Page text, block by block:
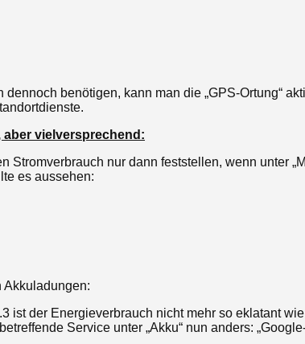
dennoch benötigen, kann man die „GPS-Ortung“
aber vielversprechend:
Stromverbrauch nur dann feststellen, wenn unter
es aussehen:
Akkuladungen:
ist der Energieverbrauch nicht mehr so eklatant
Service unter „Akku“ nun anders: